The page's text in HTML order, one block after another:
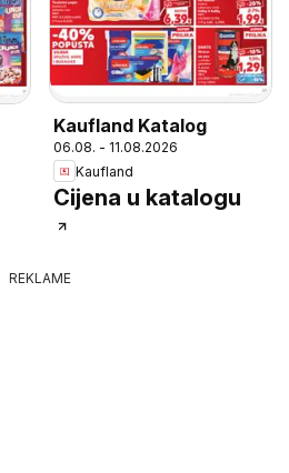
Kaufland Katalog
06.08. - 11.08.2026
Kaufland
Cijena u katalogu
REKLAME